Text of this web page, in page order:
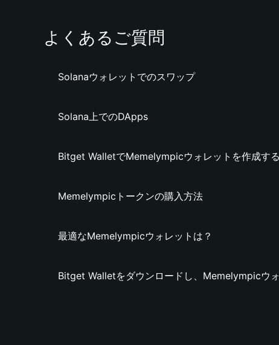
よくあるご質問
Solanaウォレットでのスワップ
Solana上でのDApps
Bitget WalletでMemelympicウォレットを作成す
Memelympicトークンの購入方法
最適なMemelympicウォレットは？
Bitget Walletをダウンロードし、Memelympicウ